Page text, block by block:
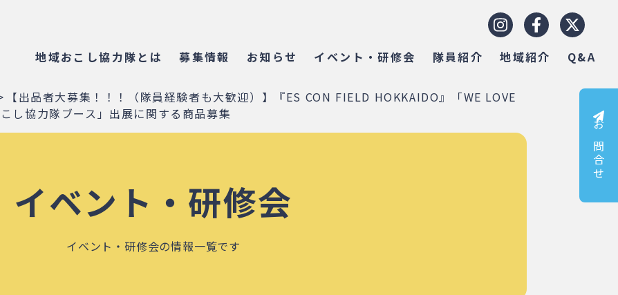
地域おこし協力隊とは 募集情報 お知らせ イベント・研修会 隊員紹介 地域紹介 Q&A
お問合せ
【出品者大募集！！！（隊員経験者も大歓迎）】『ES CON FIELD HOKKAIDO』「WE LOVE
し協力隊ブース」出展に関する商品募集
イベント・研修会
イベント・研修会の情報一覧です